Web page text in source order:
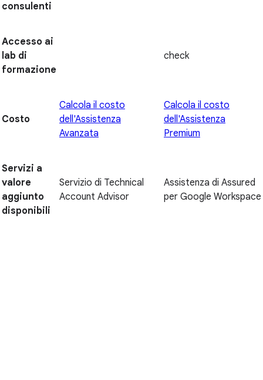
consulenti
Accesso ai
lab di
formazione
check
Costo
Calcola il costo
dell'Assistenza
Avanzata
Calcola il costo
dell'Assistenza
Premium
Servizi a
valore
aggiunto
disponibili
Servizio di Technical
Account Advisor
Assistenza di Assured
per Google Workspace